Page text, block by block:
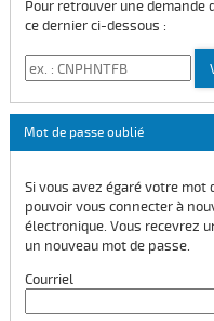
Pour retrouver une demande
ce dernier ci-dessous :
Code de suivi
Mot de passe oublié
Si vous avez égaré votre mot
pouvoir vous connecter à
électronique. Vous recevrez
un nouveau mot de passe.
Courriel